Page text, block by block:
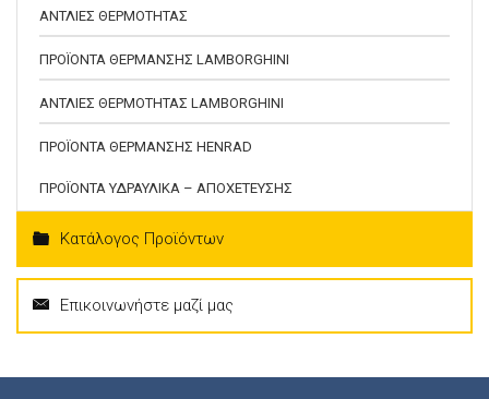
ΑΝΤΛΙΕΣ ΘΕΡΜΟΤΗΤΑΣ
ΠΡΟΪΟΝΤΑ ΘΕΡΜΑΝΣΗΣ LAMBORGHINI
ΑΝΤΛΙΕΣ ΘΕΡΜΟΤΗΤΑΣ LAMBORGHINI
ΠΡΟΪΟΝΤΑ ΘΕΡΜΑΝΣΗΣ HENRAD
ΠΡΟΪΟΝΤΑ ΥΔΡΑΥΛΙΚΑ – ΑΠΟΧΕΤΕΥΣΗΣ
Κατάλογος Προϊόντων
Επικοινωνήστε μαζί μας